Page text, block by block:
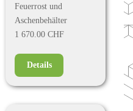
Feuerrost und
Aschenbehälter
1 670.00 CHF
Details